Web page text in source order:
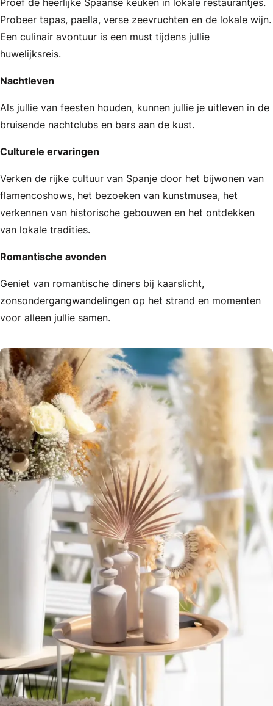
Probeer tapas, paella, verse zeevruchten en de lokale wijn.
Een culinair avontuur is een must tijdens jullie
huwelijksreis.
Nachtleven
Als jullie van feesten houden, kunnen jullie je uitleven in de
bruisende nachtclubs en bars aan de kust.
Culturele ervaringen
Verken de rijke cultuur van Spanje door het bijwonen van
flamencoshows, het bezoeken van kunstmusea, het
verkennen van historische gebouwen en het ontdekken
van lokale tradities.
Romantische avonden
Geniet van romantische diners bij kaarslicht,
zonsondergangwandelingen op het strand en momenten
voor alleen jullie samen.